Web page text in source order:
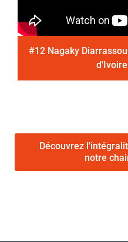
#12 Nagaky
Découvrez
notre